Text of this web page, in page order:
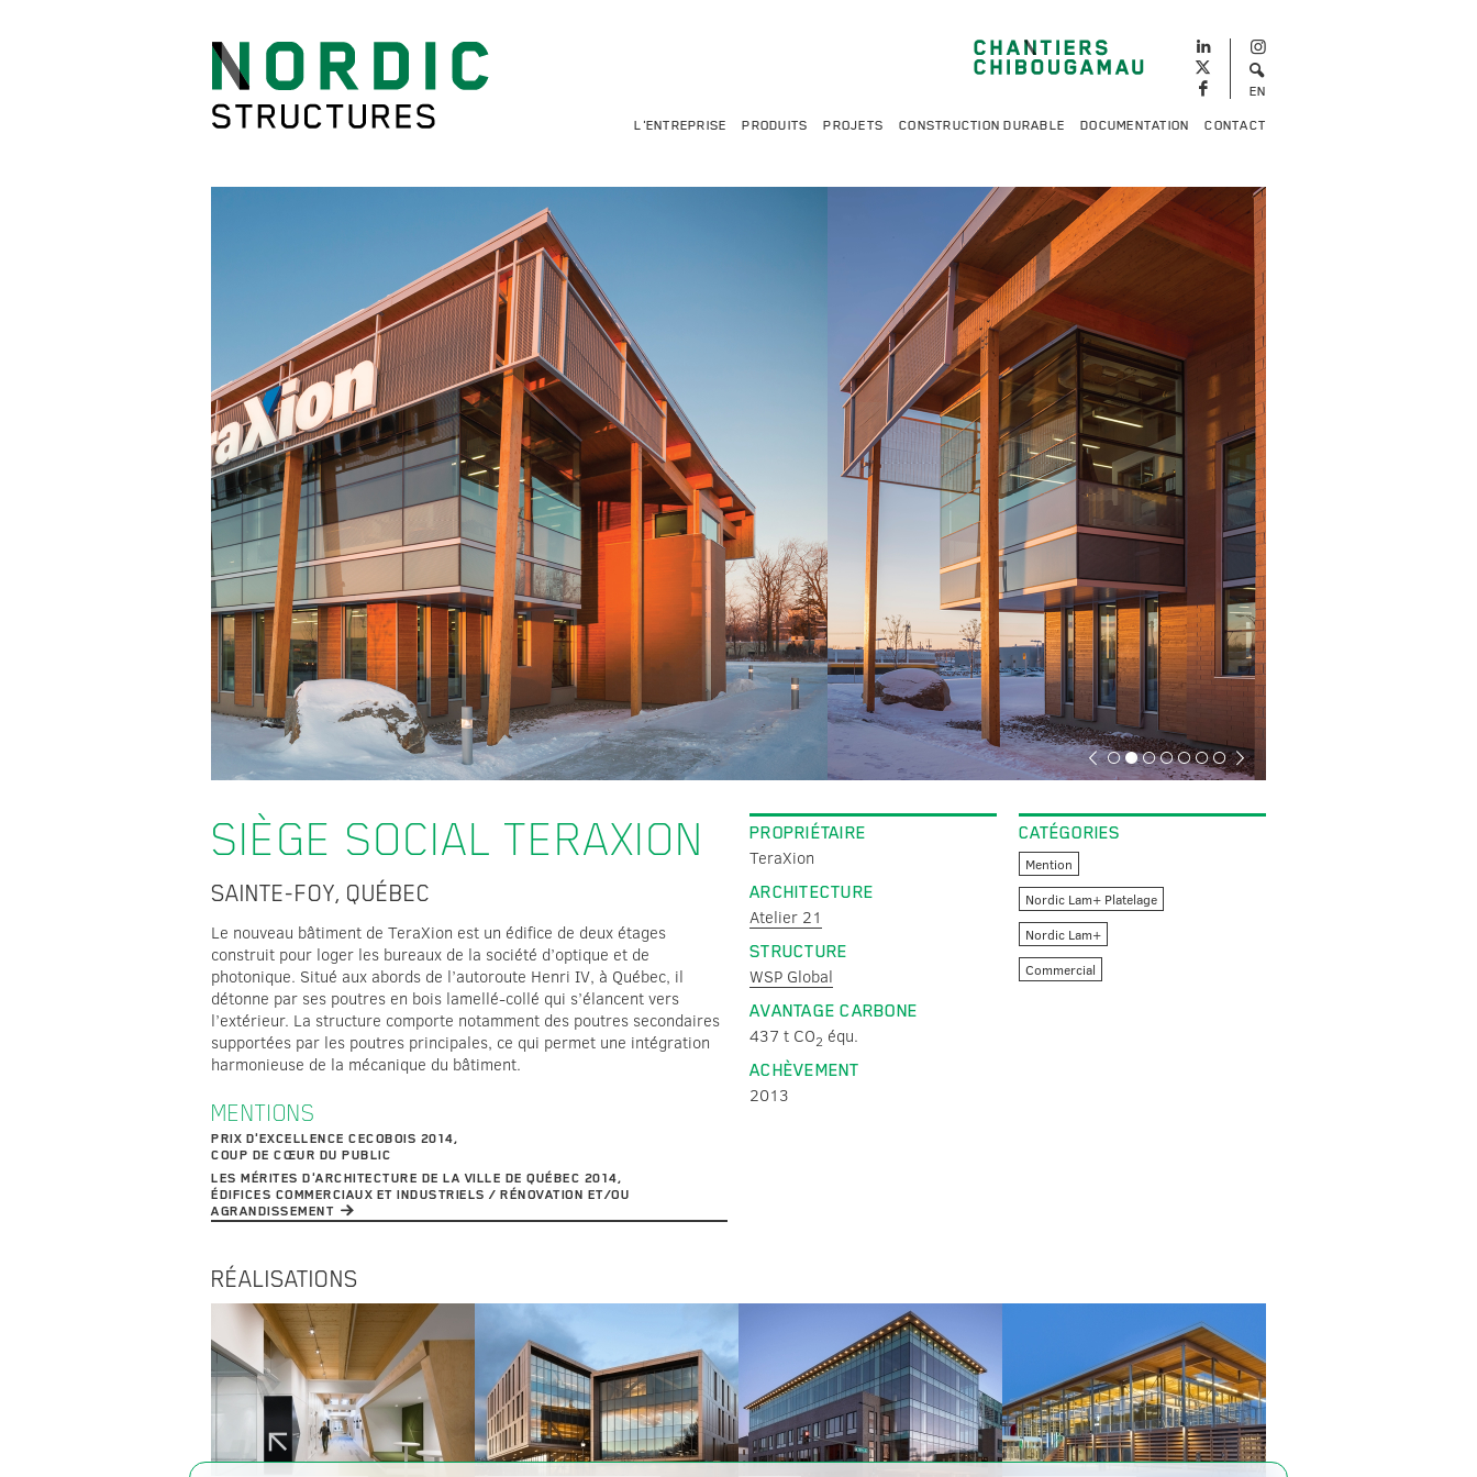
EN
L'ENTREPRISE PRODUITS PROJETS CONSTRUCTION DURABLE DOCUMENTATION CONTACT
SIÈGE SOCIAL TERAXION
SAINTE-FOY, QUÉBEC
Le nouveau bâtiment de TeraXion est un édifice de deux étages
construit pour loger les bureaux de la société d’optique et de
photonique. Situé aux abords de l’autoroute Henri IV, à Québec, il
détonne par ses poutres en bois lamellé-collé qui s’élancent vers
l’extérieur. La structure comporte notamment des poutres secondaires
supportées par les poutres principales, ce qui permet une intégration
harmonieuse de la mécanique du bâtiment.
MENTIONS
PRIX D'EXCELLENCE CECOBOIS 2014,
COUP DE CŒUR DU PUBLIC
LES MÉRITES D'ARCHITECTURE DE LA VILLE DE QUÉBEC 2014,
ÉDIFICES COMMERCIAUX ET INDUSTRIELS / RÉNOVATION ET/OU
AGRANDISSEMENT
PROPRIÉTAIRE
TeraXion
ARCHITECTURE
Atelier 21
STRUCTURE
WSP Global
AVANTAGE CARBONE
437 t CO2 équ.
ACHÈVEMENT
2013
CATÉGORIES
Mention
Nordic Lam+ Platelage
Nordic Lam+
Commercial
RÉALISATIONS